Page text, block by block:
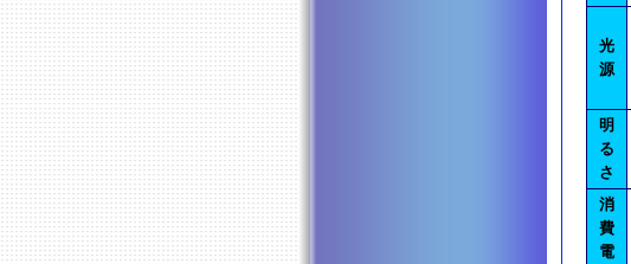
光
源
明
る
さ
消
費
電